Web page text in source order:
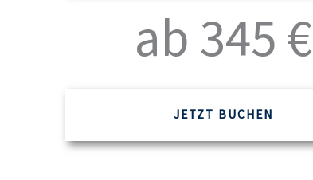
ab 345 €
JETZT BUCHEN